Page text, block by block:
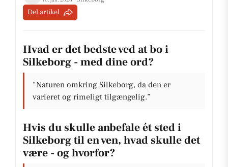
Del artikel
Hvad er det bedste ved at bo i
Silkeborg - med dine ord?
“Naturen omkring Silkeborg, da den er
varieret og rimeligt tilgængelig.”
Hvis du skulle anbefale ét sted i
Silkeborg til en ven, hvad skulle det
være - og hvorfor?